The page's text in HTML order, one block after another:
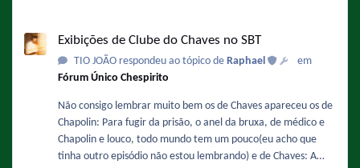
Exibições de Clube do Chaves no SBT
TIO JOÃO respondeu ao tópico de Raphael
em
Fórum Único Chespirito
Não consigo lembrar muito bem os de Chaves apareceu os de
Chapolin: Para fugir da prisão, o anel da bruxa, de médico e
Chapolin e louco, todo mundo tem um pouco(eu acho que
tinha outro episódio não estou lembrando) e de Chaves: A